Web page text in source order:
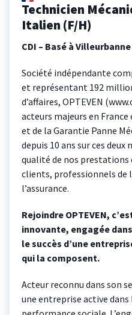
Technicien
Italien (F/H)
CDI – Basé à Villeurbanne
Société indépendante
et représentant 192
d’affaires, OPTEVEN
acteurs majeurs en France
et de la Garantie Panne
depuis 10 ans sur ces
qualité de nos
clients, professionnels de
l’assurance.
Rejoindre OPTEVEN,
innovante, engagée
le succès d’une
qui la composent.
Acteur reconnu dans son
une entreprise active